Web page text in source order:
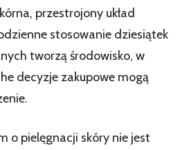
przestrojony układ
stosowanie dziesiątek
tworzą środowisko, w
decyzje zakupowe mogą
o pielęgnacji skóry nie jest